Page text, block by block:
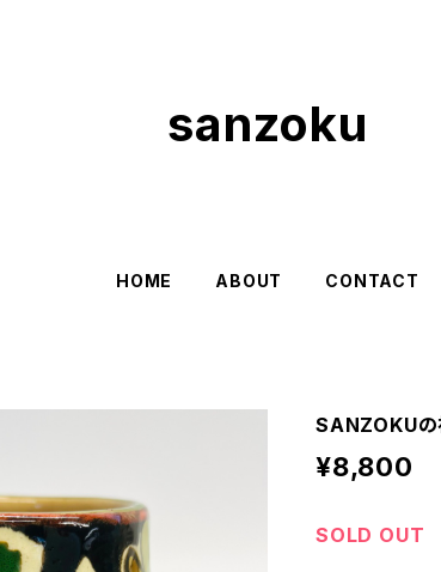
sanzoku
HOME ABOUT CONTACT
SANZOKU
¥8,800
SOLD OUT